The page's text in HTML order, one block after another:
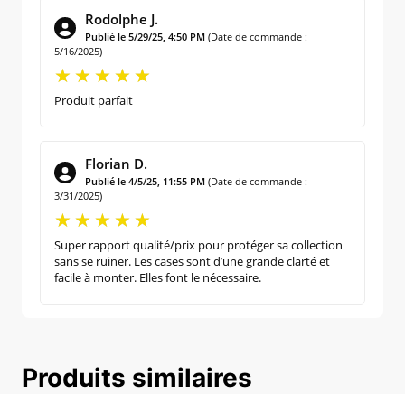
Rodolphe J.
Publié le 5/29/25, 4:50 PM (Date de commande :
5/16/2025)
Produit parfait
Florian D.
Publié le 4/5/25, 11:55 PM (Date de commande :
3/31/2025)
Super rapport qualité/prix pour protéger sa collection
sans se ruiner. Les cases sont d’une grande clarté et
facile à monter. Elles font le nécessaire.
Produits similaires